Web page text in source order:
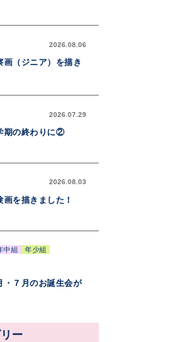
2026.08.06
画（ジニア）を描き
2026.07.29
期の終わりに②
2026.08.03
画を描きました！
中組
年少組
・７月のお誕生会が
ー